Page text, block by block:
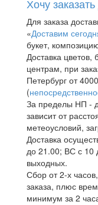
Хочу
Для заказа
«Доставим
букет,
Доставка
центрам, при
Петербург от
(
За пределы НП -
зависит от
метеоусловий,
Доставка
до 21.00; ВС с 10
выходных.
Сбор от 2-х
заказа, плюс
минимум за 2